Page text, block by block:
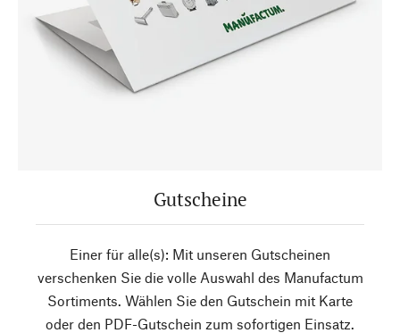
Gutscheine
Einer für alle(s): Mit unseren Gutscheinen
verschenken Sie die volle Auswahl des Manufactum
Sortiments. Wählen Sie den Gutschein mit Karte
oder den PDF-Gutschein zum sofortigen Einsatz.